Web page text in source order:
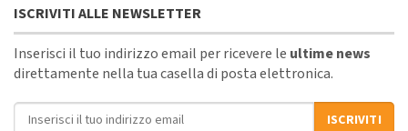
ISCRIVITI ALLE NEWSLETTER
Inserisci il tuo indirizzo email per ricevere le ultime news
direttamente nella tua casella di posta elettronica.
Indirizzo email
ISCRIVITI